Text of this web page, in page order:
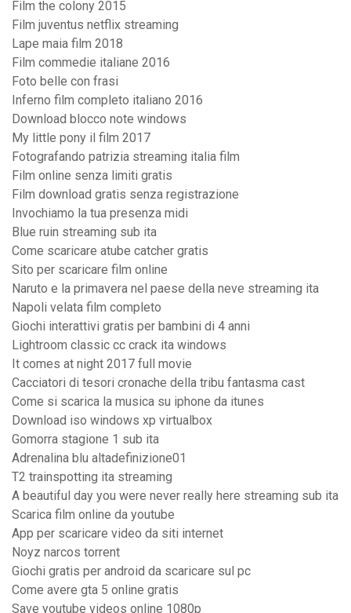
Film the colony 2015
Film juventus netflix streaming
Lape maia film 2018
Film commedie italiane 2016
Foto belle con frasi
Inferno film completo italiano 2016
Download blocco note windows
My little pony il film 2017
Fotografando patrizia streaming italia film
Film online senza limiti gratis
Film download gratis senza registrazione
Invochiamo la tua presenza midi
Blue ruin streaming sub ita
Come scaricare atube catcher gratis
Sito per scaricare film online
Naruto e la primavera nel paese della neve streaming ita
Napoli velata film completo
Giochi interattivi gratis per bambini di 4 anni
Lightroom classic cc crack ita windows
It comes at night 2017 full movie
Cacciatori di tesori cronache della tribu fantasma cast
Come si scarica la musica su iphone da itunes
Download iso windows xp virtualbox
Gomorra stagione 1 sub ita
Adrenalina blu altadefinizione01
T2 trainspotting ita streaming
A beautiful day you were never really here streaming sub ita
Scarica film online da youtube
App per scaricare video da siti internet
Noyz narcos torrent
Giochi gratis per android da scaricare sul pc
Come avere gta 5 online gratis
Save youtube videos online 1080p